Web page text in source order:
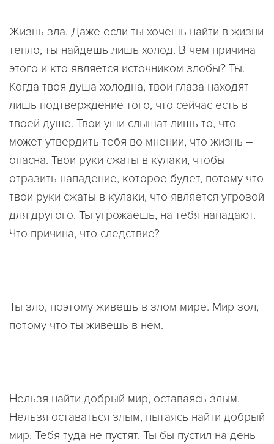
Жизнь зла. Даже если ты хочешь найти в жизни
тепло, ты найдешь лишь холод. В чем причина
этого и кто является источником злобы? Ты.
Когда твоя душа холодна, твои глаза находят
лишь подтверждение того, что сейчас есть в
твоей душе. Твои уши слышат лишь то, что
может утвердить тебя во мнении, что жизнь –
опасна. Твои руки сжаты в кулаки, чтобы
отразить нападение, которое будет, потому что
твои руки сжаты в кулаки, что является угрозой
для другого. Ты угрожаешь, на тебя нападают.
Что причина, что следствие?
Ты зло, поэтому живешь в злом мире. Мир зол,
потому что ты живешь в нем.
Нельзя найти добрый мир, оставаясь злым.
Нельзя оставаться злым, пытаясь найти добрый
мир. Тебя туда не пустят. Ты бы пустил на день